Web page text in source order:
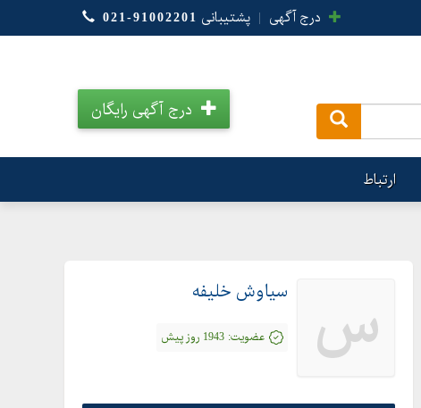
درج آگهی | پشتیبانی 021-91002201
درج آگهی رایگان
ارتباط
س سیاوش خلیفه
عضویت: 1943 روز پیش